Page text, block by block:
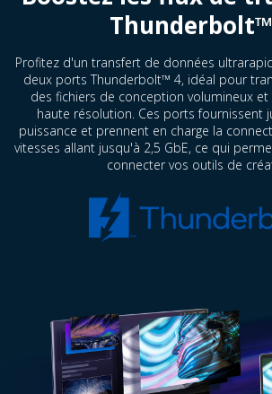
Profitez d'un transfert de données
deux ports Thunderbolt™ 4, idéal pour
des fichiers de conception volumineux
haute résolution. Ces ports fournissent
puissance et prennent en charge la
vitesses allant jusqu'à 2,5 GbE, ce qui
connecter vos outils de